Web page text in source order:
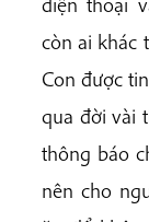
còn ai khác
Con được
qua đời vài
thông báo
nên cho